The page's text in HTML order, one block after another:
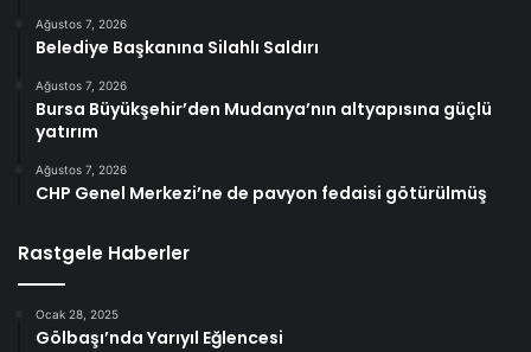
Ağustos 7, 2026
Belediye Başkanına Silahlı Saldırı
Ağustos 7, 2026
Bursa Büyükşehir’den Mudanya’nın altyapısına güçlü
yatırım
Ağustos 7, 2026
CHP Genel Merkezi’ne de pavyon fedaisi götürülmüş
Rastgele Haberler
Ocak 28, 2025
Gölbaşı’nda Yarıyıl Eğlencesi